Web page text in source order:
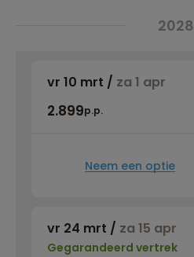
2028
vr 10 mrt / za 1 apr
2.899p.p.
Neem een optie
vr 24 mrt / za 15 apr
Gegarandeerd vertrek